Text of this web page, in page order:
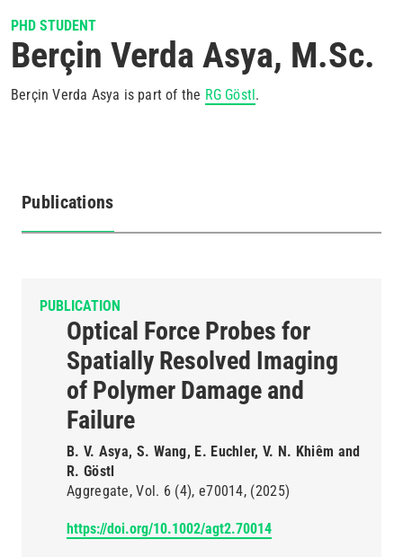
PHD STUDENT
Berçin Verda Asya, M.Sc.
Berçin Verda Asya is part of the RG Göstl .
Publications
(active
PUBLICATION
Optical Force Probes for
Spatially Resolved Imaging
of Polymer Damage and
Failure
B. V. Asya, S. Wang, E. Euchler, V. N. Khiêm and
R. Göstl
Aggregate Vol. 6 (4) e70014 (2025)
https://doi.org/10.1002/agt2.70014